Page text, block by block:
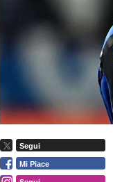
Segui
Mi Piace